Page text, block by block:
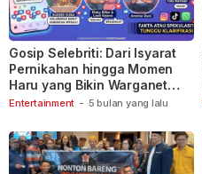
Entertainment - 5 bulan yang lalu
Gosip Selebriti: Dari Isyarat
Pernikahan hingga Momen
Haru yang Bikin Warganet
Berspekulasi